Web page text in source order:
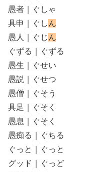
愚者｜ぐしゃ
具申｜ぐし ん
愚人｜ぐじ ん
ぐずる｜ぐずる
愚生｜ぐせい
愚説｜ぐせつ
愚僧｜ぐそう
具足｜ぐそく
愚息｜ぐそく
愚痴る｜ぐちる
ぐっと｜ぐっと
グッド｜ぐっど